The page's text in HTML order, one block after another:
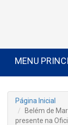
MENU
Página Inicial
Belém de
presente na